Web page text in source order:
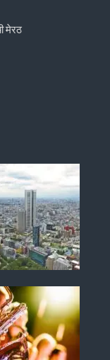
मेरठ